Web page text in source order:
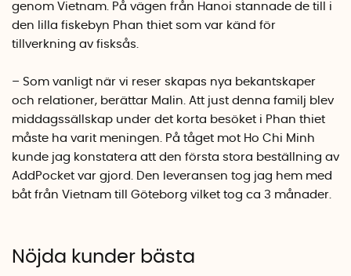
genom Vietnam. På vägen från Hanoi stannade de till i
den lilla fiskebyn Phan thiet som var känd för
tillverkning av fisksås.
– Som vanligt när vi reser skapas nya bekantskaper
och relationer, berättar Malin. Att just denna familj blev
middagssällskap under det korta besöket i Phan thiet
måste ha varit meningen. På tåget mot Ho Chi Minh
kunde jag konstatera att den första stora beställning av
AddPocket var gjord. Den leveransen tog jag hem med
båt från Vietnam till Göteborg vilket tog ca 3 månader.
Nöjda kunder bästa